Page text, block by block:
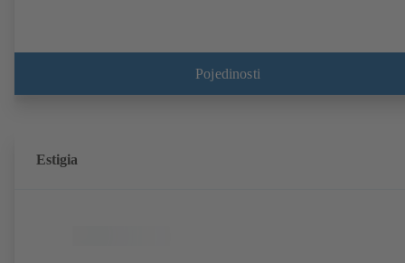
Pojedinosti
Estigia